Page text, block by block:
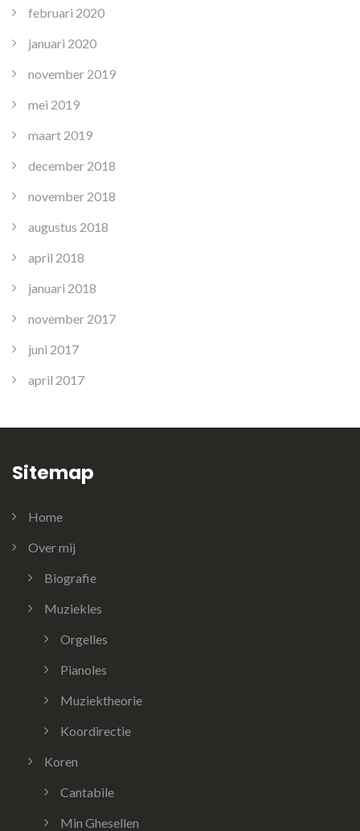
februari 2020
januari 2020
november 2019
mei 2019
maart 2019
december 2018
november 2018
augustus 2018
april 2018
januari 2018
november 2017
juni 2017
april 2017
Sitemap
Home
Over mij
Biografie
Muziekles
Orgelles
Pianoles
Muziektheorie
Koordirectie
Koren
Cantabile
Min Ghesellen